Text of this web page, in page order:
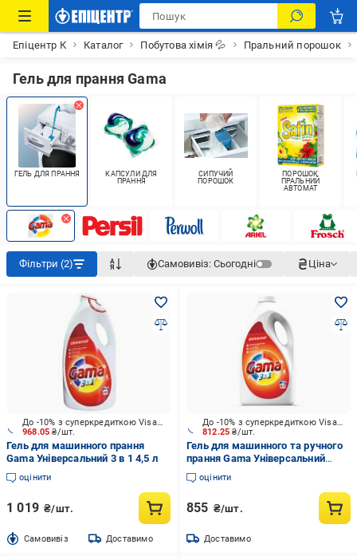
Епіцентр К Каталог Побутова хімія 💦 Пральний порошок
Гель для прання Gama
ГЕЛЬ ДЛЯ ПРАННЯ
КАПСУЛИ ДЛЯ
ПРАННЯ
СИПУЧИЙ
ПОРОШОК
ПОРОШОК
ПРАЛЬНИЙ
АВТОМАТ
Фільтри (2) Самовивіз: Сьогодні Ціна
968.05₴/шт.
До -10% з суперкредиткою Visa Вигода
Гель для машинного прання
Gama Універсальний 3 в 1 4,5 л
оцінити
1 019 ₴/шт.
Cамовивіз Доставимо
812.25₴/шт.
До -10% з суперкредиткою Visa Вигода
Гель для машинного та ручного
прання Gama Універсальний
3,735 л
оцінити
855 ₴/шт.
Доставимо